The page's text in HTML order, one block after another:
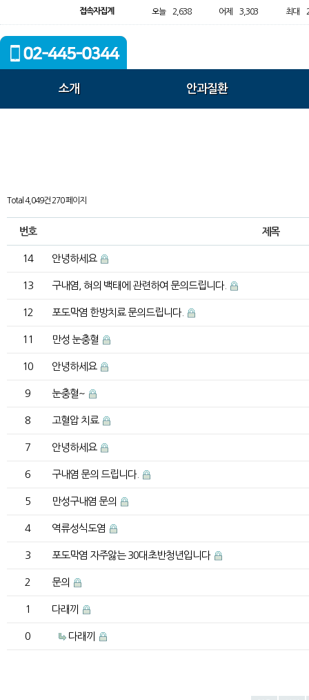
접속자집계 오늘 2,638 어제 3,303 최대
소개 안과질환
Total 4,049건 270 페이지
번호 제목
14 안녕하세요
13 구내염, 혀의 백태에 관련하여 문의드립니다.
12 포도막염 한방치료 문의드립니다.
11 만성 눈충혈
10 안녕하세요
9 눈충혈~
8 고혈압 치료
7 안녕하세요
6 구내염 문의 드립니다.
5 만성구내염 문의
4 역류성식도염
3 포도막염 자주앓는 30대초반청년입니다
2 문의
1 다래끼
0 다래끼